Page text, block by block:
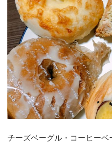
チーズベーグル・コーヒー